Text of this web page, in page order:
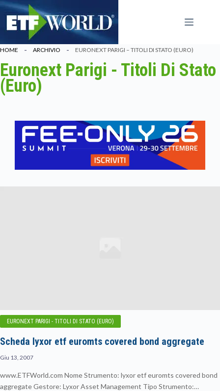
Salta
contenuto
HOME ARCHIVIO EURONEXT PARIGI – TITOLI DI STATO (EURO)
Euronext Parigi - Titoli Di Stato
(Euro)
EURONEXT PARIGI - TITOLI DI STATO (EURO)
Scheda lyxor etf euromts covered bond aggregate
Giu 13, 2007
www.ETFWorld.com Nome Strumento: lyxor etf euromts covered bond
aggregate Gestore: Lyxor Asset Management Tipo Strumento:…